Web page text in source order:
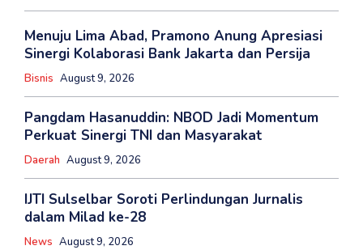
Menuju Lima Abad, Pramono Anung Apresiasi
Sinergi Kolaborasi Bank Jakarta dan Persija
Bisnis August 9, 2026
Pangdam Hasanuddin: NBOD Jadi Momentum
Perkuat Sinergi TNI dan Masyarakat
Daerah August 9, 2026
IJTI Sulselbar Soroti Perlindungan Jurnalis
dalam Milad ke-28
News August 9, 2026